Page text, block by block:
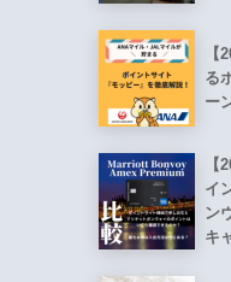
る
ー
イ
ン
キ